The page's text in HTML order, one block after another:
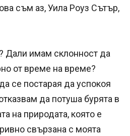
съм аз, Уила Роуз Сътър,
Дали имам склонност да
от време на време?
се постарая да успокоя
да потуша бурята в
на природата, която е
свързана с моята